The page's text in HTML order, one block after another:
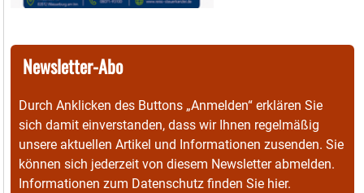
Newsletter-Abo
Durch Anklicken des Buttons „Anmelden“ erklären Sie
sich damit einverstanden, dass wir Ihnen regelmäßig
unsere aktuellen Artikel und Informationen zusenden. Sie
können sich jederzeit von diesem Newsletter abmelden.
Informationen zum Datenschutz finden Sie hier.